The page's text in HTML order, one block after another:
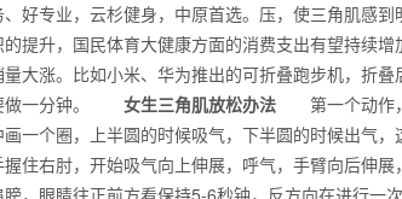
好专业，云杉健身，中原首选。压，使三角肌感
提升，国民体育大健康方面的消费支出有望持续
大涨。比如小米、华为推出的可折叠跑步机，折
做一分钟。 女生三角肌放松办法 第一个动作，
画一个圈，上半圆的时候吸气，下半圆的时候出
住右肘，开始吸气向上伸展，呼气，手臂向后伸
，眼睛往正前方看保持5-6秒钟，反方向在进行一
？